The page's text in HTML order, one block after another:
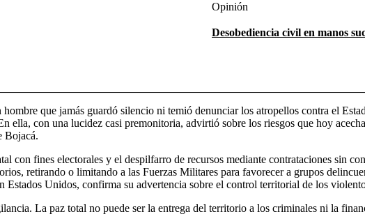
Opinión
Desobediencia civil en manos
que jamás guardó silencio ni temió denunciar los atropellos contra el
ella, con una lucidez casi premonitoria, advirtió sobre los riesgos que hoy
Bojacá.
con fines electorales y el despilfarro de recursos mediante contrataciones sin
retirando o limitando a las Fuerzas Militares para favorecer a grupos
Unidos, confirma su advertencia sobre el control territorial de los
La paz total no puede ser la entrega del territorio a los criminales ni la